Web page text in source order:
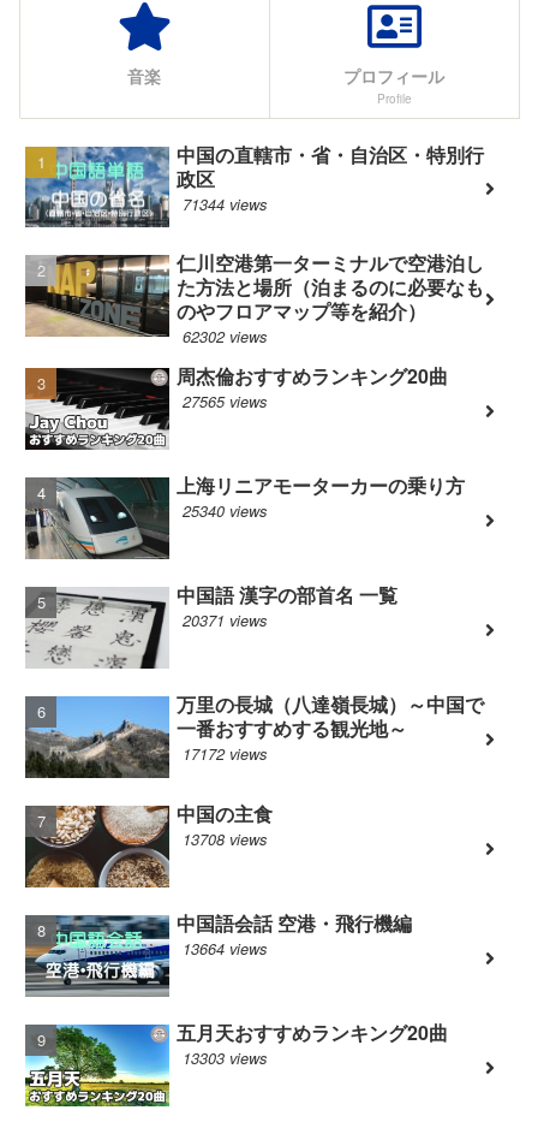
音楽 プロフィール
Profile
中国の直轄市・省・自治区・特別行
政区
71344 views
仁川空港第一ターミナルで空港泊し
た方法と場所（泊まるのに必要なも
のやフロアマップ等を紹介）
62302 views
周杰倫おすすめランキング20曲
27565 views
上海リニアモーターカーの乗り方
25340 views
中国語 漢字の部首名 一覧
20371 views
万里の長城（八達嶺長城）～中国で
一番おすすめする観光地～
17172 views
中国の主食
13708 views
中国語会話 空港・飛行機編
13664 views
五月天おすすめランキング20曲
13303 views